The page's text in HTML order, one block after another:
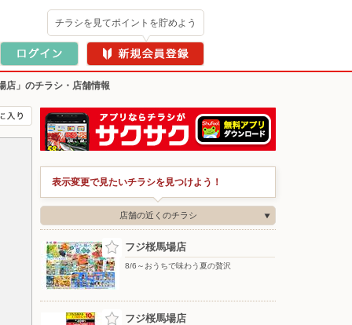
チラシを見てポイントを貯めよう
店」のチラシ・店舗情報
表示変更で見たいチラシを見つけよう！
店舗の近くのチラシ
フジ桜馬場店
8/6～おうちで味わう夏の贅沢
フジ桜馬場店